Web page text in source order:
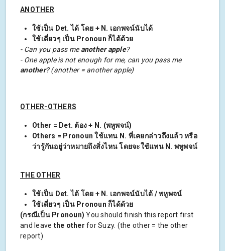
ANOTHER
ใช้เป็น Det. ได้ โดย + N. เอกพจน์นับได้
ใช้เดี่ยวๆ เป็น Pronoun ก็ได้ด้วย
- Can you pass me another apple?
- One apple is not enough for me, can you pass me
another? (another = another apple)
OTHER-OTHERS
Other = Det. ต้อง + N. (พหูพจน์)
Others = Pronoun ใช้แทน N. ที่เคยกล่าวถึงแล้ว หรือ
ว่ารู้กันอยู่ว่าหมายถึงสิ่งไหน โดยจะใช้แทน N. พหูพจน์
THE OTHER
ใช้เป็น Det. ได้ โดย + N. เอกพจน์นับได้ / พหูพจน์
ใช้เดี่ยวๆ เป็น Pronoun ก็ได้ด้วย
(กรณีเป็น Pronoun) You should finish this report first
and leave the other for Suzy. (the other = the other
report)